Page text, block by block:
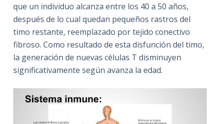
que un individuo alcanza entre los 40 a 50 años,
después de lo cual quedan pequeños rastros del
timo restante, reemplazado por tejido conectivo
fibroso. Como resultado de esta disfunción del timo,
la generación de nuevas células T disminuyen
significativamente según avanza la edad.